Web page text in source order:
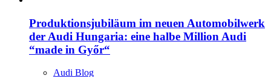
Produktionsjubiläum im neuen Automobilwerk
der Audi Hungaria: eine halbe Million Audi
“made in Győr“
Audi Blog